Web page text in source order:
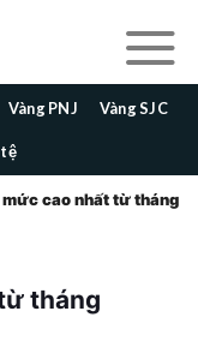
Vàng PNJ Vàng SJC
mức cao nhất từ tháng
tháng